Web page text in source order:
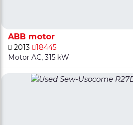
ABB motor
2013
18445
Motor AC, 315 kW